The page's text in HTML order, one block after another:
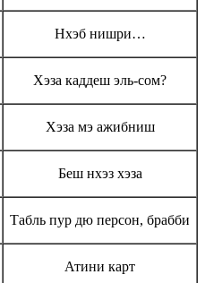
Нхэб нишри…
Хэза каддеш эль-сом?
Хэза мэ ажибниш
Беш нхэз хэза
Табль пур дю персон, брабби
Атини карт